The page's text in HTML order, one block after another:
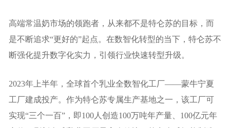
高端常温奶市场的领跑者，从来都不是特仑苏的目标，而
是不断追求“更好的”起点。在数智化转型的当下，特仑苏不
断强化提升数字化实力，引领行业快速转型升级。
2023年上半年，全球首个乳业全数智化工厂——蒙牛宁夏
工厂建成投产。作为特仑苏专属生产基地之一，该工厂可
实现“三个一百”，即100人创造100万吨年产量、100亿元年